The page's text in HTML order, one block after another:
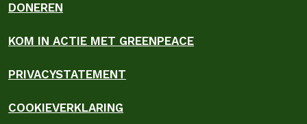
DONEREN
KOM IN ACTIE MET GREENPEACE
PRIVACYSTATEMENT
COOKIEVERKLARING